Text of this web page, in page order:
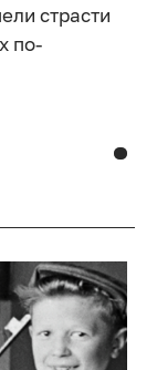
страсти
по-